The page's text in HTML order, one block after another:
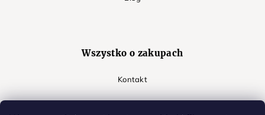
Wszystko o zakupach
Kontakt